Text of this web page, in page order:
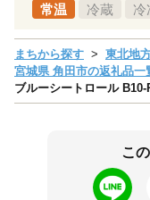
常温 冷蔵 冷
まちから探す 東北地
宮城県 角田市の返礼品一
ブルーシートロール B10-
こ